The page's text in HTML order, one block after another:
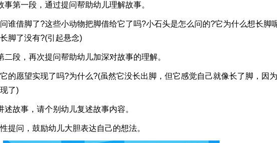
第一段，通过提问帮助幼儿理解故事。
借脚了?这些小动物把脚借给它了吗?小石头是怎么问的?它为什么想长脚
脚了没有?(引起悬念)
段，再次提问帮助幼儿加深对故事的理解。
愿望实现了吗?为什么?(虽然它没长出脚，但它感觉自己就像长了脚，因
了)
故事，请个别幼儿复述故事内容。
问，鼓励幼儿大胆表达自己的想法。